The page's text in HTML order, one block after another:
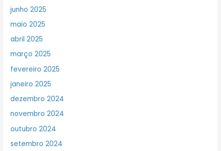
junho 2025
maio 2025
abril 2025
março 2025
fevereiro 2025
janeiro 2025
dezembro 2024
novembro 2024
outubro 2024
setembro 2024